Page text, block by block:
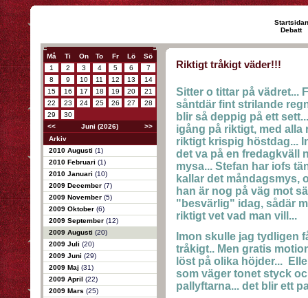
Startsidan
Debatt
Må Ti On To Fr Lö
Sö
1
2 3 4 5 6
7
8
9 10 11 12 13
14
15
16 17 18 19 20
21
22
23 24 25 26 27
28
29
30
<<
Juni (2026)
>>
Arkiv
2010 Augusti (1)
2010 Februari (1)
2010 Januari (10)
2009 December (7)
2009 November (5)
2009 Oktober (6)
2009 September (12)
2009 Augusti (20)
2009 Juli (20)
2009 Juni (29)
2009 Maj (31)
2009 April (22)
2009 Mars (25)
Riktigt tråkigt väder!!!
Sitter o tittar på vädret...
såntdär fint strilande
blir så deppig på ett
igång på riktigt, med alla
riktigt krispig höstdag...
det va på en fredagkväll
mysa... Stefan har iofs
kallar det måndagsmys,
han är nog på väg mot
"besvärlig" idag, sådär
riktigt vet vad man vill...
Imon skulle jag tydligen
tråkigt.. Men gratis
löst på olika höjder...
som väger tonet styck
pallyftarna... det blir ett